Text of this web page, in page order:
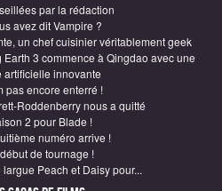
par la rédaction
avez dit Vampire ?
un chef cuisinier véritablement geek
3 commence à Qingdao avec une
artificielle innovante
pas encore enterré !
Roddenberry nous a quitté
2 pour Blade !
numéro arrive !
de tournage !
Peach et Daisy pour...